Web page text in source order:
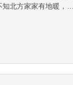
知北方家家有地暖，…